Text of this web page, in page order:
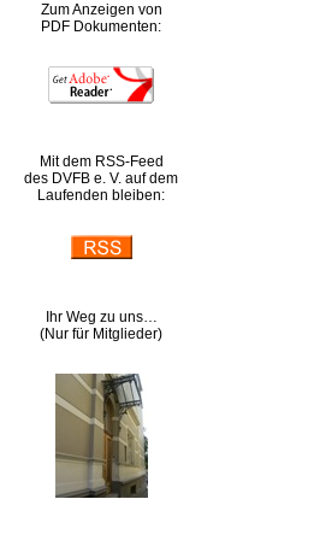
Zum Anzeigen von
PDF Dokumenten:
Mit dem RSS-Feed
des DVFB e. V. auf dem
Laufenden bleiben:
Ihr Weg zu uns…
(Nur für Mitglieder)